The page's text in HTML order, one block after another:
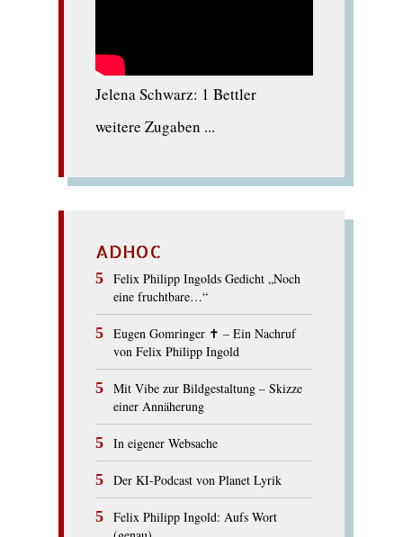
Jelena Schwarz: 1 Bettler
weitere Zugaben ...
ADHOC
Felix Philipp Ingolds Gedicht „Noch
eine fruchtbare…“
Eugen Gomringer ✝︎ – Ein Nachruf
von Felix Philipp Ingold
Mit Vibe zur Bildgestaltung – Skizze
einer Annäherung
In eigener Websache
Der KI-Podcast von Planet Lyrik
Felix Philipp Ingold: Aufs Wort